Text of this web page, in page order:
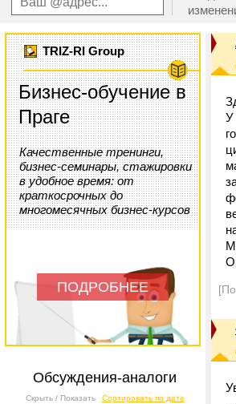
TRIZ-RI Group
Бизнес-обучение в
Праге
Качественные тренинги,
бизнес-семинары, стажировки
в удобное время: от
краткосрочных до
многомесячных бизнес-курсов
ПОДРОБНЕЕ
Обсуждения-аналоги
Скрыть / Показать Сортировать по дате
У